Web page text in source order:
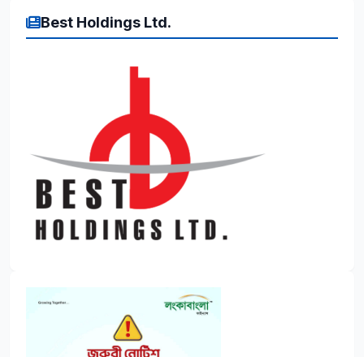
Best Holdings Ltd.